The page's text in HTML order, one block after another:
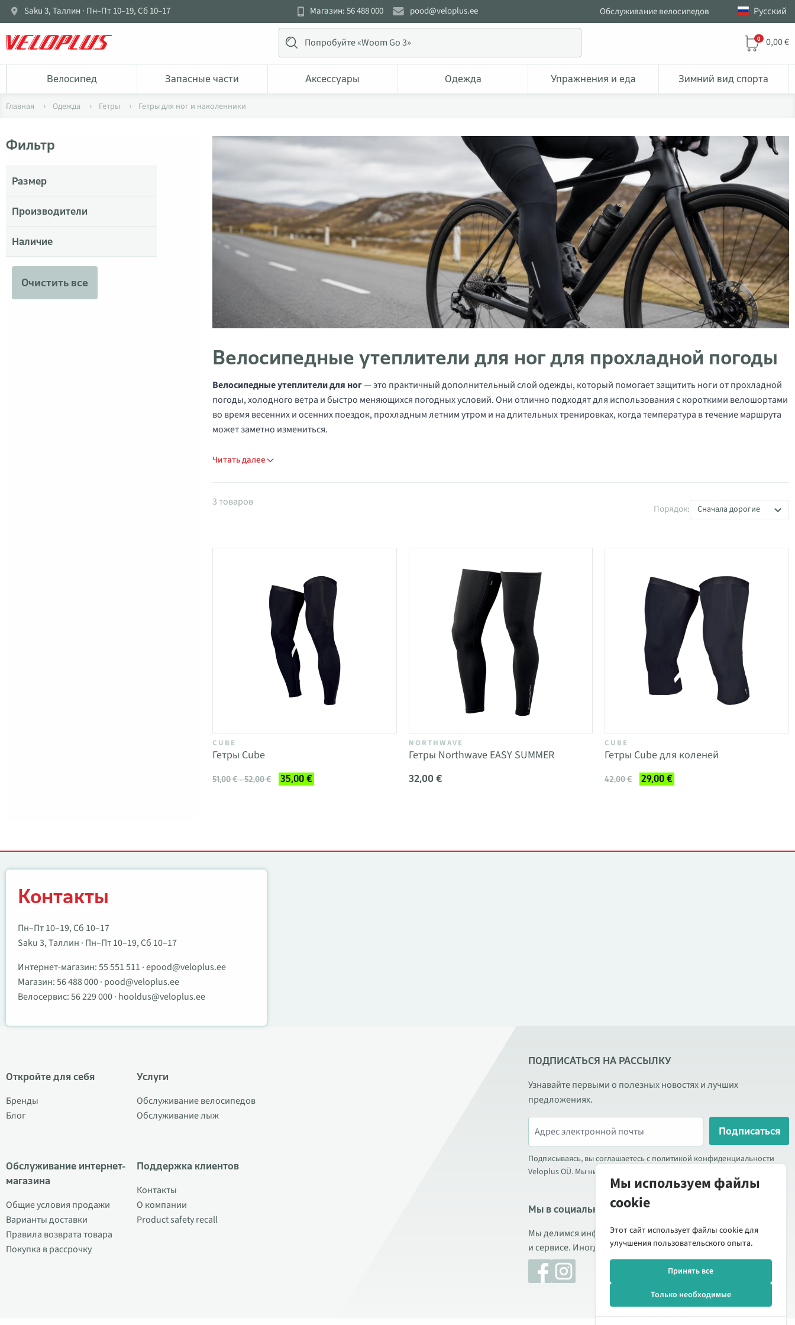
Saku 3, Таллин · Пн–Пт 10–19, Сб 10–17 Магазин: 56 488 000 pood@veloplus.ee Обслуживание велосипедов Pусский
0 0,00 €
Bелосипед Запасные части Аксессуары Одежда Упражнения и еда Зимний вид спорта
Главная Одежда Гетры Гетры для ног и наколенники
Велосипедные утеплители для ног для прохладной погоды
Велосипедные утеплители для ног— это практичный дополнительный слой одежды, который помогает защитить ноги от прохладной
погоды, холодного ветра и быстро меняющихся погодных условий. Они отлично подходят для использования с короткими велошортами
во время весенних и осенних поездок, прохладным летним утром и на длительных тренировках, когда температура в течение маршрута
может заметно измениться.
Читать далее
Фильтр
Размер
Производители
Наличие
Очистить все
Товары в категории Гетры для ног и наколенники
3 товаров
Порядок: Сначала дорогие
CUBE
Гетры Cube
51,00 € - 52,00 € 35,00 €
NORTHWAVE
Гетры Northwave EASY SUMMER
32,00 €
CUBE
Гетры Cube для коленей
42,00 € 29,00 €
Контакты
Контакты
Пн–Пт 10–19, Сб 10–17
Saku 3, Таллин · Пн–Пт 10–19, Сб 10–17
Интернет-магазин:55 551 511 ·epood@veloplus.ee
Магазин:56 488 000· pood@veloplus.ee
Велосервис:56 229 000· hooldus@veloplus.ee
Откройте для себя
Бренды
Блог
Обслуживание интернет-
магазина
Общие условия продажи
Варианты доставки
Правила возврата товара
Покупка в рассрочку
Услуги
Обслуживание велосипедов
Обслуживание лыж
Поддержка клиентов
Контакты
О компании
Product safety recall
ПОДПИСАТЬСЯ НА РАССЫЛКУ
Узнавайте первыми о полезных новостях и лучших
предложениях.
Подписаться
Подписываясь, вы соглашаетесь с политикой конфиденциальности
Veloplus OÜ. Мы никогда не передаём ваши данные третьим лицам.
Мы в социальных сетях
Мы делимся информацией о выгодных акциях, новых товарах
и сервисе. Иногда публикуем обзоры продукции.
Мы используем файлы
cookie
Этот сайт использует файлы cookie для
улучшения пользовательского опыта.
Принять все
Только необходимые